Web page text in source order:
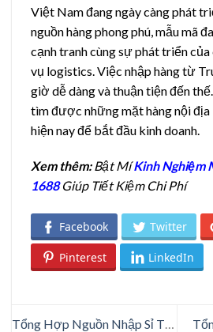
Việt Nam đang ngày càng phát
nguồn hàng phong phú, mẫu mã
cạnh tranh cùng sự phát triển của
vụ logistics. Việc nhập hàng từ
giờ dễ dàng và thuận tiện đến
tìm được những mặt hàng nội
hiện nay để bắt đầu kinh doanh.
Xem thêm:Bật Mí Kinh Nghiệm
1688 Giúp Tiết Kiệm Chi Phí
Facebook Twitter
Pinterest LinkedIn
Tổng Hợp Nguồn Nhập Sỉ Túi